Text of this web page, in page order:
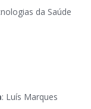
da Saúde
: Luís Marques